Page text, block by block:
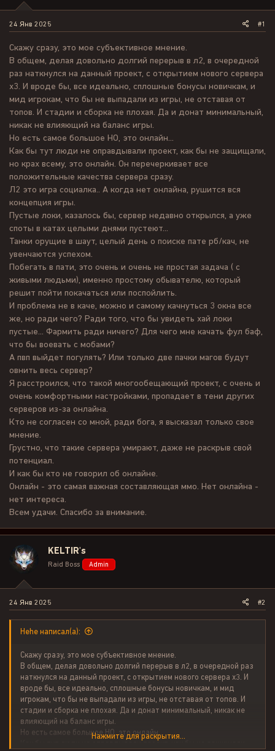
ы
л
24 Янв 2025 #1
Скажу сразу, это мое субъективное мнение.
В общем, делая довольно долгий перерыв в л2, в очередной
раз наткнулся на данный проект, с открытием нового сервера
х3. И вроде бы, все идеально, сплошные бонусы новичкам, и
мид игрокам, что бы не выпадали из игры, не отставая от
топов. И стадии и сборка не плохая. Да и донат минимальный,
никак не влияющий на баланс игры.
Но есть самое большое НО, это онлайн...
Как бы тут люди не оправдывали проект, как бы не защищали,
но крах всему, это онлайн. Он перечеркивает все
положительные качества сервера сразу.
Л2 это игра социалка.. А когда нет онлайна, рушится вся
концепция игры.
Пустые локи, казалось бы, сервер недавно открылся, а уже
споты в катах целыми днями пустеют...
Танки орущие в шаут, целый день о поиске пате рб/кач, не
увенчаются успехом.
Побегать в пати, это очень и очень не простая задача ( с
живыми людьми), именно простому обывателю, который
решит пойти покачаться или поспойлить.
И проблема не в каче, можно и самому качнуться 3 окна все
же, но ради чего? Ради того, что бы увидеть хай локи
пустые... Фармить ради ничего? Для чего мне качать фул баф,
что бы воевать с мобами?
А пвп выйдет погулять? Или только две пачки магов будут
овнить весь сервер?
Я расстроился, что такой многообещающий проект, с очень и
очень комфортными настройками, пропадает в тени других
серверов из-за онлайна.
Кто не согласен со мной, ради бога, я высказал только свое
мнение.
Грустно, что такие сервера умирают, даже не раскрыв свой
потенциал.
И как бы кто не говорил об онлайне.
Онлайн - это самая важная составляющая ммо. Нет онлайна -
нет интереса.
Всем удачи. Спасибо за внимание.
KELTIR's
Raid Boss Admin
24 Янв 2025 #2
Hehe написал(а):
Скажу сразу, это мое субъективное мнение.
В общем, делая довольно долгий перерыв в л2, в очередной раз
наткнулся на данный проект, с открытием нового сервера х3. И
вроде бы, все идеально, сплошные бонусы новичкам, и мид
игрокам, что бы не выпадали из игры, не отставая от топов. И
стадии и сборка не плохая. Да и донат минимальный, никак не
влияющий на баланс игры.
Но есть самое большое НО, это онлайн...
Нажмите для раскрытия...